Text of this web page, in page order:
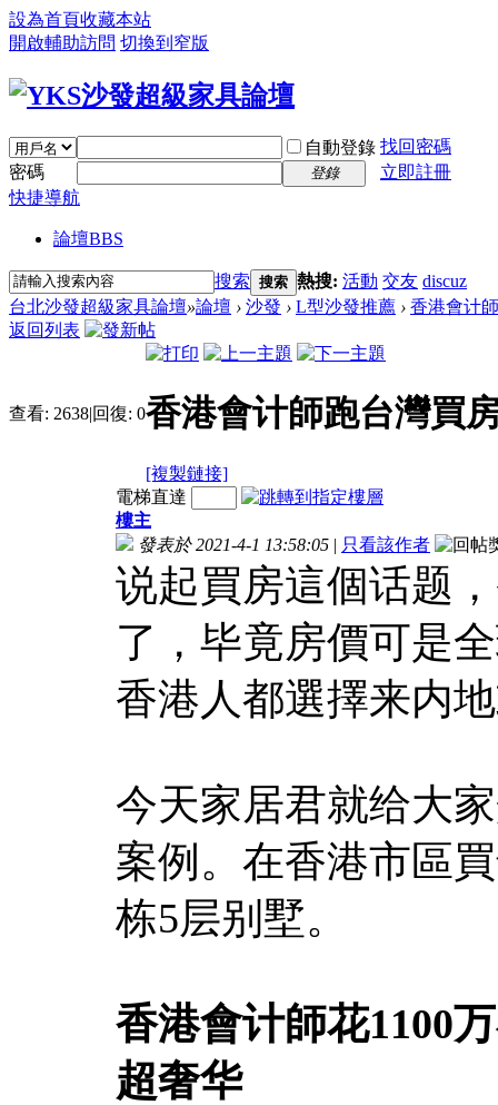
設為首頁收藏本站
開啟輔助訪問 切換到窄版
自動登錄 找回密碼
密碼
登錄
立即註冊
快捷導航
論壇BBS
搜索 搜索 熱搜: 活動 交友 discuz
台北沙發超級家具論壇»論壇 › 沙發 › L型沙發推薦 › 香港會计
返回列表
查看: 2638|回復: 0香港會计師跑台灣買
[複製鏈接]
電梯直達
樓主
發表於 2021-4-1 13:58:05 | 只看該作者
说起買房這個话题
了，毕竟房價可是
香港人都選擇来内
今天家居君就给大
案例。在香港市區
栋5层别墅。
香港會计師花1100
超奢华